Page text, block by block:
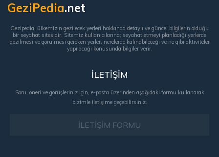
GeziPedia.net
Gezipedia, ülkemizin gezilecek yerleri hakkında detaylı ve güncel bilgilerin olduğu
bir seyahat sitesidir. Sitemiz kullanıcılarına; seyahat etmeyi planladığı yerlerde
gezilmesi ve görülmesi gereken yerler, nerelerde kalınabileceği ve ne gibi aktiviteler
yapılacağı konusunda bilgiler verir.
İLETİŞİM
Soru, öneri ve görüşleriniz için, e-posta üzerinden aşağıdaki formu kullanarak
bizimle iletişime geçebilirsiniz.
İLETİŞİM FORMU